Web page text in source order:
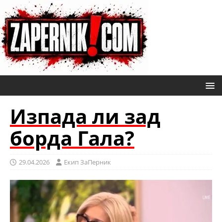
Изпада ли зад
борда Гала?
29.04.2026 Eкип ЗаПерник